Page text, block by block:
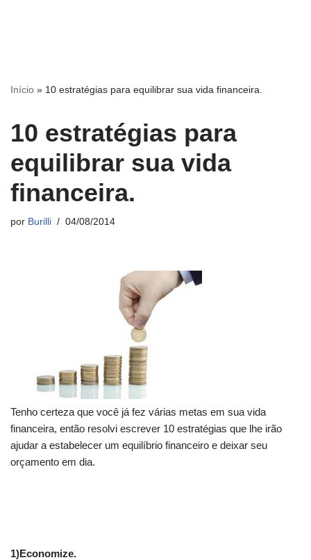
Início » 10 estratégias para equilibrar sua vida financeira.
10 estratégias para
equilibrar sua vida
financeira.
por Burilli 04/08/2014
Tenho certeza que você já fez várias metas em sua vida
financeira, então resolvi escrever 10 estratégias que lhe irão
ajudar a estabelecer um equilíbrio financeiro e deixar seu
orçamento em dia.
1)Economize.